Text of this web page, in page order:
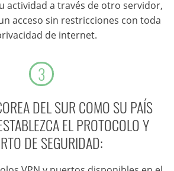
actividad a través de otro servidor,
acceso sin restricciones con toda
de internet.
3
DEL SUR COMO SU PAÍS
EL PROTOCOLO Y
DE SEGURIDAD: